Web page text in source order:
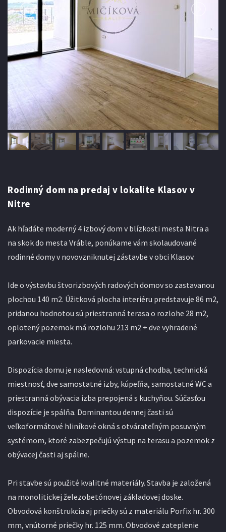
Rodinný dom na predaj v lokalite Klasov v
Nitre
Ak hľadáte moderný 4 izbový dom v blízkosti mesta Nitra a
na skok do mesta Vráble, ponúkame vám skolaudované
rodinné domy v novovzniknutej zástavbe v obci Klasov.
Ide o výstavbu štvorizbových radových domov so zastavanou
plochou 140 m2. Úžitková plocha interiéru predstavuje 86 m2,
pridanou hodnotou sú priestranná terasa o rozlohe 28 m2,
oplotený pozemok má rozlohu 213 m2 + dve vyhradené
parkovacie miesta.
Dispozícia domu je nasledovná: vstupná chodba, technická
miestnosť, dve samostatné izby, kúpeľňa, samostatné WC a
priestranná obývacia izba prepojená s kuchyňou. Súčasťou
dispozície je spálňa. Dominantou dennej časti sú
veľkoformátové hliníkové okná s otvárateľným posuvným
systémom, ktoré zabezpečujú výstup na terasu a pozemok z
obývacej časti aj spálne.
Pri stavbe sú použité kvalitné materiály. Stavba je založená
na monolitickej železobetónovej základovej doske.
Obvodová konštrukcia aj priečky sú z materiálu Porfix hr. 300
mm, vnútorné priečky hr. 125 mm. Obvodové zateplenie